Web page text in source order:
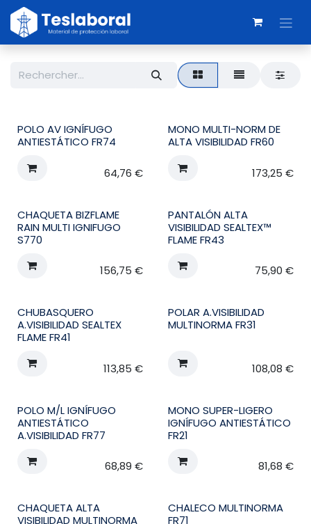
Se rendre au contenu
POLO AV IGNÍFUGO
ANTIESTÁTICO FR74
64,76 €
MONO MULTI-NORM DE
ALTA VISIBILIDAD FR60
173,25 €
CHAQUETA BIZFLAME
RAIN MULTI IGNIFUGO
S770
156,75 €
PANTALÓN ALTA
VISIBILIDAD SEALTEX™
FLAME FR43
75,90 €
CHUBASQUERO
A.VISIBILIDAD SEALTEX
FLAME FR41
113,85 €
POLAR A.VISIBILIDAD
MULTINORMA FR31
108,08 €
POLO M/L IGNÍFUGO
ANTIESTÁTICO
A.VISIBILIDAD FR77
68,89 €
MONO SUPER-LIGERO
IGNÍFUGO ANTIESTÁTICO
FR21
81,68 €
CHAQUETA ALTA
VISIBILIDAD MULTINORMA
CHALECO MULTINORMA
FR71